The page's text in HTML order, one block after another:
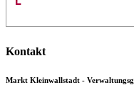
Kontakt
Markt Kleinwallstadt -